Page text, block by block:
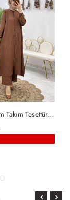
Kahve Didem Takım Tesettür Giyim Kahverengi